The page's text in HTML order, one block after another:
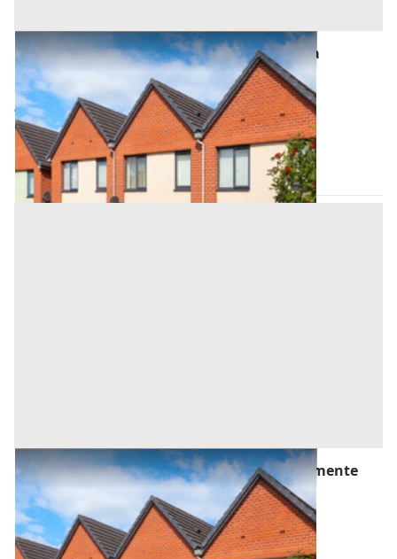
Asta Villette a schiera su tre livelli con area
scoperta e portici
Montebelluna (Treviso)
Offerta minima
405.000 € 540.000 €
Codice asta:AB1430245
Asta chiusa
Asta Villa con scoperto e piscina completamente
ristrutturata
Castelmassa (Rovigo)
Offerta minima
204.000 € 271.690 €